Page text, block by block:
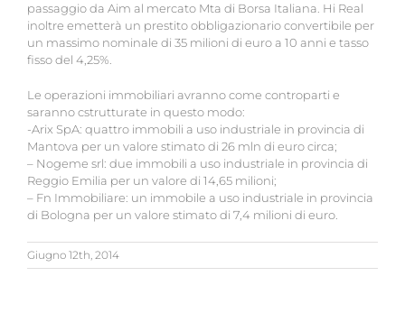
passaggio da Aim al mercato Mta di Borsa Italiana. Hi Real
inoltre emetterà un prestito obbligazionario convertibile per
un massimo nominale di 35 milioni di euro a 10 anni e tasso
fisso del 4,25%.
Le operazioni immobiliari avranno come controparti e
saranno cstrutturate in questo modo:
-Arix SpA: quattro immobili a uso industriale in provincia di
Mantova per un valore stimato di 26 mln di euro circa;
– Nogeme srl: due immobili a uso industriale in provincia di
Reggio Emilia per un valore di 14,65 milioni;
– Fn Immobiliare: un immobile a uso industriale in provincia
di Bologna per un valore stimato di 7,4 milioni di euro.
Giugno 12th, 2014